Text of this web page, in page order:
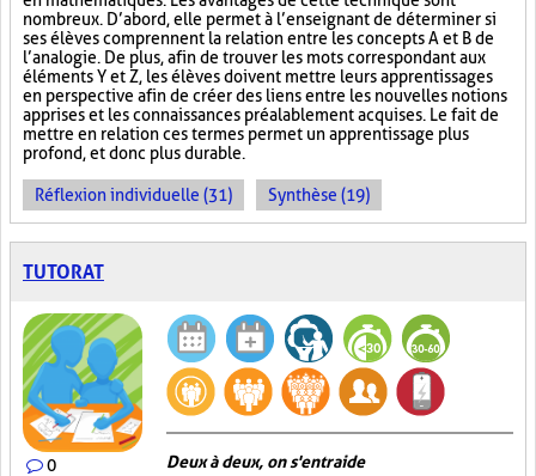
nombreux. D’abord, elle permet à l’enseignant de déterminer si
ses élèves comprennent la relation entre les concepts A et B de
l’analogie. De plus, afin de trouver les mots correspondant aux
éléments Y et Z, les élèves doivent mettre leurs apprentissages
en perspective afin de créer des liens entre les nouvelles notions
apprises et les connaissances préalablement acquises. Le fait de
mettre en relation ces termes permet un apprentissage plus
profond, et donc plus durable.
Réflexion individuelle (31) Synthèse (19)
TUTORAT
0 Deux à deux, on s'entraide